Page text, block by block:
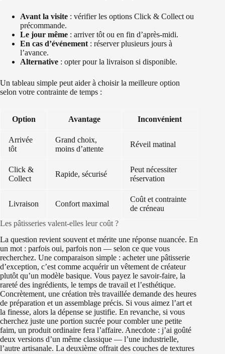
Avant la visite : vérifier les options Click & Collect ou
précommande.
Le jour même : arriver tôt ou en fin d’après‑midi.
En cas d’événement : réserver plusieurs jours à
l’avance.
Alternative : opter pour la livraison si disponible.
Un tableau simple peut aider à choisir la meilleure option
selon votre contrainte de temps :
Option Avantage Inconvénient
Arrivée
tôt
Grand choix,
moins d’attente
Réveil matinal
Click &
Collect
Rapide, sécurisé
Peut nécessiter
réservation
Livraison Confort maximal
Coût et contrainte
de créneau
Les pâtisseries valent‑elles leur coût ?
La question revient souvent et mérite une réponse nuancée. En
un mot : parfois oui, parfois non — selon ce que vous
recherchez. Une comparaison simple : acheter une pâtisserie
d’exception, c’est comme acquérir un vêtement de créateur
plutôt qu’un modèle basique. Vous payez le savoir‑faire, la
rareté des ingrédients, le temps de travail et l’esthétique.
Concrètement, une création très travaillée demande des heures
de préparation et un assemblage précis. Si vous aimez l’art et
la finesse, alors la dépense se justifie. En revanche, si vous
cherchez juste une portion sucrée pour combler une petite
faim, un produit ordinaire fera l’affaire. Anecdote : j’ai goûté
deux versions d’un même classique — l’une industrielle,
l’autre artisanale. La deuxième offrait des couches de textures